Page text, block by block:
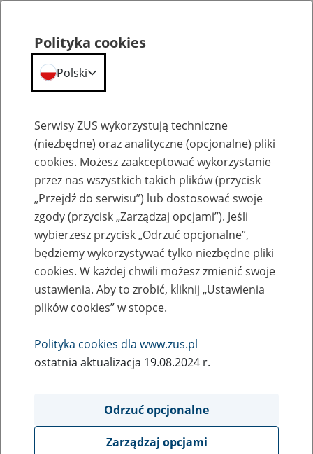
Szkolenia
Zaproś ZUS do siebie - zakładanie profili
eZUS w siedzibie Twojej firmy
Rodzaj wydarzenia
Szkolenia
Obszar merytoryczny
obsługa klientów
Polityka cookies
Polski
Serwisy ZUS wykorzystują techniczne
(niezbędne) oraz analityczne (opcjonalne) pliki
cookies. Możesz zaakceptować wykorzystanie
przez nas wszystkich takich plików (przycisk
„Przejdź do serwisu”) lub dostosować swoje
zgody (przycisk „Zarządzaj opcjami”). Jeśli
wybierzesz przycisk „Odrzuć opcjonalne”,
będziemy wykorzystywać tylko niezbędne pliki
cookies. W każdej chwili możesz zmienić swoje
ustawienia. Aby to zrobić, kliknij „Ustawienia
plików cookies” w stopce.
Polityka cookies dla www.zus.pl
ostatnia aktualizacja 19.08.2024 r.
Odrzuć opcjonalne
Zarządzaj opcjami